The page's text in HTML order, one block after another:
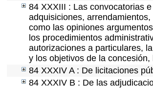
84 XXXIII : Las convocatorias
adquisiciones,
como las opiniones
los procedimientos
autorizaciones a particulares,
y los objetivos de la
84 XXXIV A : De licitaciones
84 XXXIV B : De las